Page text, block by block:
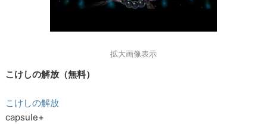
拡大画像表示
こけしの解放（無料）
こけしの解放
capsule+